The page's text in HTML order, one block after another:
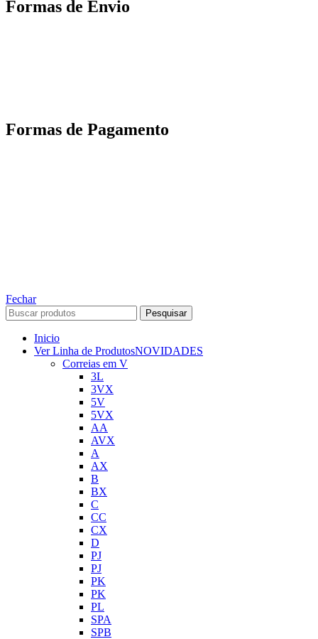
Formas de Envio
Formas de Pagamento
Fechar
Pesquisar
Inicio
Ver Linha de ProdutosNOVIDADES
Correias em V
3L
3VX
5V
5VX
AA
AVX
A
AX
B
BX
C
CC
CX
D
PJ
PJ
PK
PK
PL
SPA
SPB